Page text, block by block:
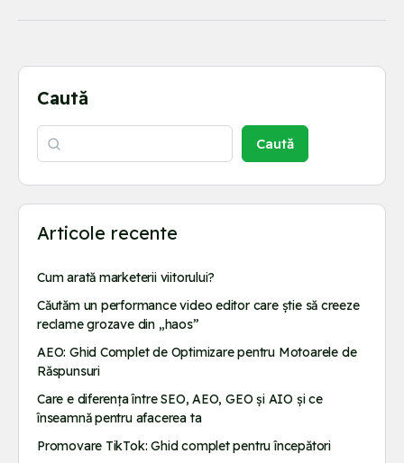
Caută
Caută
Articole recente
Cum arată marketerii viitorului?
Căutăm un performance video editor care știe să creeze
reclame grozave din „haos”
AEO: Ghid Complet de Optimizare pentru Motoarele de
Răspunsuri
Care e diferența între SEO, AEO, GEO și AIO și ce
înseamnă pentru afacerea ta
Promovare TikTok: Ghid complet pentru începători